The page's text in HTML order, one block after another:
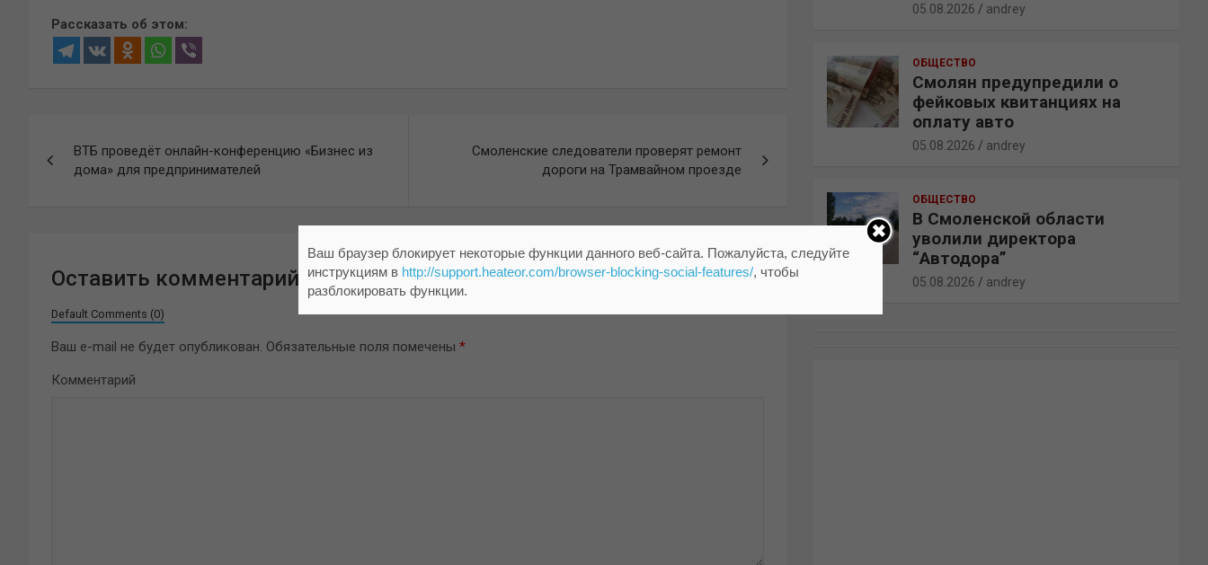
Рассказать об этом:
по
ВТБ проведёт онлайн-конференцию «Бизнес из
дома» для предпринимателей
Смоленские следователи проверят ремонт
дороги на Трамвайном проезде
Оставить комментарий
Default Comments (0)
Ваш e-mail не будет опубликован. Обязательные поля помечены *
Комментарий
05.08.2026 andrey
ОБЩЕСТВО
Смолян предупредили о
фейковых квитанциях на
оплату авто
05.08.2026 andrey
ОБЩЕСТВО
В Смоленской области
уволили директора
“Автодора”
05.08.2026 andrey
Ваш браузер блокирует некоторые функции данного веб-сайта. Пожалуйста, следуйте
инструкциям в http://support.heateor.com/browser-blocking-social-features/, чтобы
разблокировать функции.